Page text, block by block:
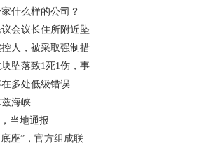
什么样的公司？
会议长住所附近坠
人，被采取强制措
坠落致1死1伤，事
多处低级错误
海峡
当地通报
座”，官方组成联